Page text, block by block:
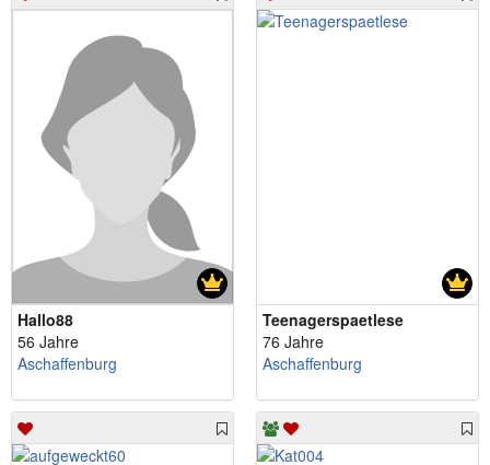
Hallo88
56 Jahre
Aschaffenburg
Teenagerspaetlese
76 Jahre
Aschaffenburg